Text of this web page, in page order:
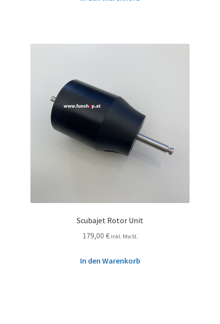
Scubajet Rotor Unit
179,00 € inkl. MwSt.
In den Warenkorb